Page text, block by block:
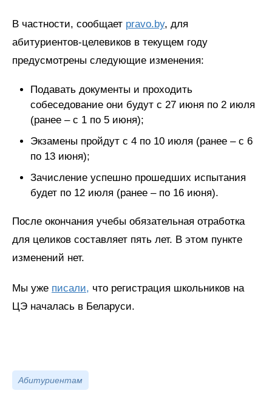
В частности, сообщает pravo.by, для
абитуриентов-целевиков в текущем году
предусмотрены следующие изменения:
Подавать документы и проходить
собеседование они будут с 27 июня по 2 июля
(ранее – с 1 по 5 июня);
Экзамены пройдут с 4 по 10 июля (ранее – с 6
по 13 июня);
Зачисление успешно прошедших испытания
будет по 12 июля (ранее – по 16 июня).
После окончания учебы обязательная отработка
для целиков составляет пять лет. В этом пункте
изменений нет.
Мы уже писали, что регистрация школьников на
ЦЭ началась в Беларуси.
Абитуриентам